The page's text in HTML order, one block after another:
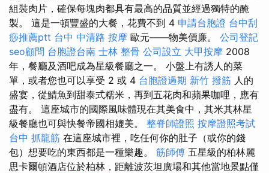
組裝肉片，確保每塊肉都具有最高的品質並經過獨特的醃
製。 這是一頓豐盛的大餐，花費不到 4 申請台胞證 台中刮
痧推薦ptt 台中 中清路 按摩 歐元——物美價廉。 公司登記
seo顧問 台胞證台南 士林 整骨 公司設立 大甲按摩 2008
年，餐廳及酒吧成為星級餐廳之一。 小盤上有誘人的菜
單，或者您也可以享受 2 或 4 台胞證過期 新竹 撥筋 人的
盛宴，從鯖魚到甜泰式糯米，再到五花肉和蘋果咖哩，應有
盡有。 這座城市的國際風味體現在其美食中，其米其林星
級餐廳也可與快餐帝國相媲美。 整脊師證照 按摩證照考試
台中 抓龍筋 在這座城市裡，吃任何你的肚子（或你的錢
包）想要吃的東西都是一種樂趣。 筋師傅 五星級的柏林麗
思卡爾頓酒店位於柏林，距離波茨坦廣場和其他當地景點僅